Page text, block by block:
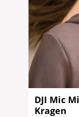
DJI Mic
Kragen